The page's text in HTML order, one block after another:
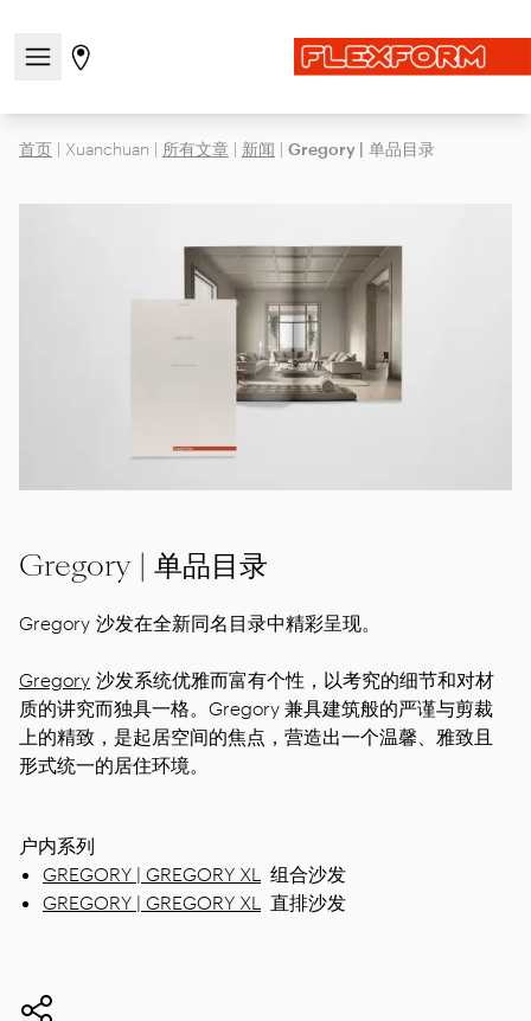
打开/关闭导航菜单
前往商店页面
首页 | Xuanchuan | 所有文章 | 新闻 | Gregory | 单品目录
Gregory | 单品目录
Gregory 沙发在全新同名目录中精彩呈现。
Gregory 沙发系统优雅而富有个性，以考究的细节和对材
质的讲究而独具一格。Gregory 兼具建筑般的严谨与剪裁
上的精致，是起居空间的焦点，营造出一个温馨、雅致且
形式统一的居住环境。
户内系列
GREGORY | GREGORY XL
组合沙发
GREGORY | GREGORY XL
直排沙发